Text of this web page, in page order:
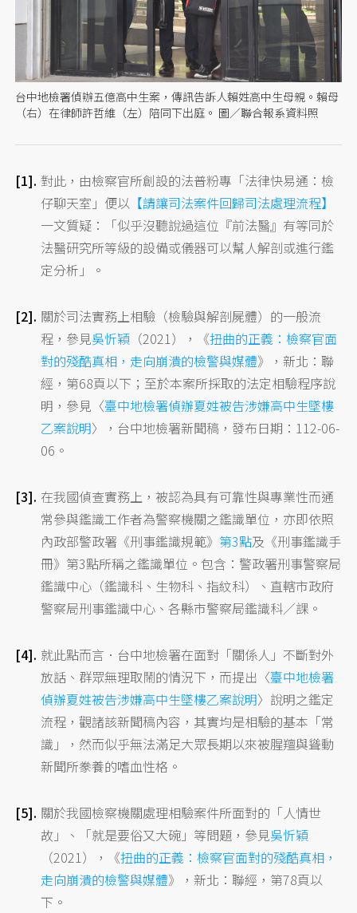
台中地檢署偵辦五億高中生案，傳訊告訴人賴姓高中生母親。賴母
（右）在律師許哲維（左）陪同下出庭。 圖／聯合報系資料照
對此，由檢察官所創設的法普粉專「法律快易通：檢
仔聊天室」便以 【請讓司法案件回歸司法處理流程】
一文質疑：「似乎沒聽說過這位『前法醫』有等同於
法醫研究所等級的設備或儀器可以幫人解剖或進行鑑
定分析」。
關於司法實務上相驗（檢驗與解剖屍體）的一般流
程，參見吳忻穎 （2021），《扭曲的正義：檢察官面
對的殘酷真相，走向崩潰的檢警與媒體》，新北：聯
經，第68頁以下；至於本案所採取的法定相驗程序說
明，參見〈臺中地檢署偵辦夏姓被告涉嫌高中生墜樓
乙案說明〉，台中地檢署新聞稿，發布日期：112-06-
06。
在我國偵查實務上，被認為具有可靠性與專業性而通
常參與鑑識工作者為警察機關之鑑識單位，亦即依照
內政部警政署《刑事鑑識規範》 第3點及《刑事鑑識手
冊》第3點所稱之鑑識單位。包含：警政署刑事警察局
鑑識中心（鑑識科、生物科、指紋科）、直轄市政府
警察局刑事鑑識中心、各縣市警察局鑑識科／課。
就此點而言．台中地檢署在面對「關係人」不斷對外
放話、群眾無理取鬧的情況下，而提出〈臺中地檢署
偵辦夏姓被告涉嫌高中生墜樓乙案說明〉說明之鑑定
流程，觀諸該新聞稿內容，其實均是相驗的基本「常
識」，然而似乎無法滿足大眾長期以來被腥羶與聳動
新聞所豢養的嗜血性格。
關於我國檢察機關處理相驗案件所面對的「人情世
故」、「就是要俗又大碗」等問題，參見吳忻穎
（2021），《扭曲的正義：檢察官面對的殘酷真相，
走向崩潰的檢警與媒體》，新北：聯經，第78頁以
下。